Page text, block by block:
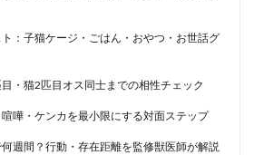
：子猫ケージ・ごはん・おやつ・お世話グ
・猫2匹目オス同士までの相性チェック
嘩・ケンカを最小限にする対面ステップ
週間？行動・存在距離を監修獣医師が解説